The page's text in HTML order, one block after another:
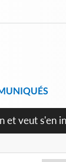
et les